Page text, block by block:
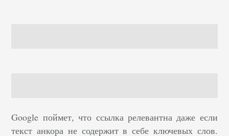
Google поймет, что ссылка релевантна даже если
текст анкора не содержит в себе ключевых слов.